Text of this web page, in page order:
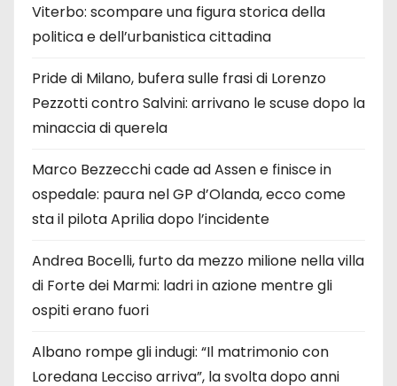
Viterbo: scompare una figura storica della
politica e dell’urbanistica cittadina
Pride di Milano, bufera sulle frasi di Lorenzo
Pezzotti contro Salvini: arrivano le scuse dopo la
minaccia di querela
Marco Bezzecchi cade ad Assen e finisce in
ospedale: paura nel GP d’Olanda, ecco come
sta il pilota Aprilia dopo l’incidente
Andrea Bocelli, furto da mezzo milione nella villa
di Forte dei Marmi: ladri in azione mentre gli
ospiti erano fuori
Albano rompe gli indugi: “Il matrimonio con
Loredana Lecciso arriva”, la svolta dopo anni